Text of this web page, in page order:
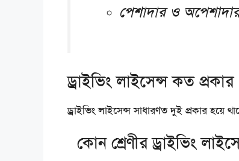
পেশাদার ও
ড্রাইভিং লাইসেন্স কত প্রকার
ড্রাইভিং লাইসেন্স সাধারণত দুই প্রকার হয়ে
কোন শ্রেণীর ড্রাইভিং